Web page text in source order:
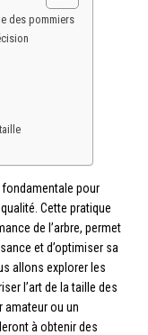
des pommiers
fondamentale pour
Cette pratique
de l’arbre, permet
et d’optimiser sa
allons explorer les
l’art de la taille des
amateur ou un
à obtenir des